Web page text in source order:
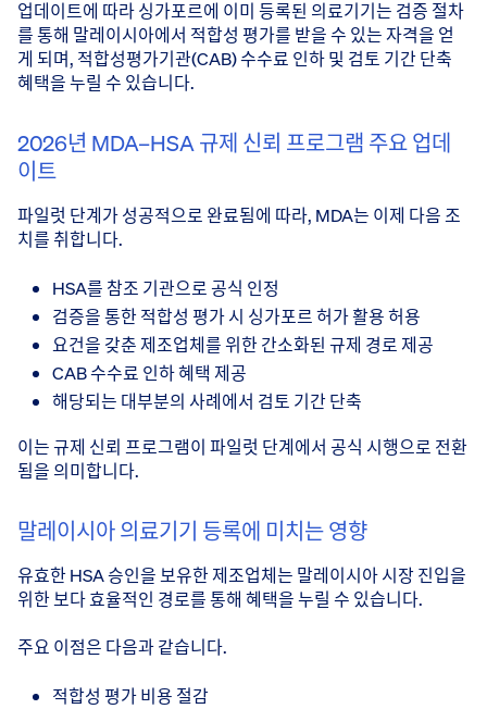
업데이트에 따라 싱가포르에 이미 등록된 의료기기는 검증 절차
를 통해 말레이시아에서 적합성 평가를 받을 수 있는 자격을 얻
게 되며, 적합성평가기관(CAB) 수수료 인하 및 검토 기간 단축
혜택을 누릴 수 있습니다.
2026년 MDA–HSA 규제 신뢰 프로그램 주요 업데
이트
파일럿 단계가 성공적으로 완료됨에 따라, MDA는 이제 다음 조
치를 취합니다.
HSA를 참조 기관으로 공식 인정
검증을 통한 적합성 평가 시 싱가포르 허가 활용 허용
요건을 갖춘 제조업체를 위한 간소화된 규제 경로 제공
CAB 수수료 인하 혜택 제공
해당되는 대부분의 사례에서 검토 기간 단축
이는 규제 신뢰 프로그램이 파일럿 단계에서 공식 시행으로 전환
됨을 의미합니다.
말레이시아 의료기기 등록에 미치는 영향
유효한 HSA 승인을 보유한 제조업체는 말레이시아 시장 진입을
위한 보다 효율적인 경로를 통해 혜택을 누릴 수 있습니다.
주요 이점은 다음과 같습니다.
적합성 평가 비용 절감